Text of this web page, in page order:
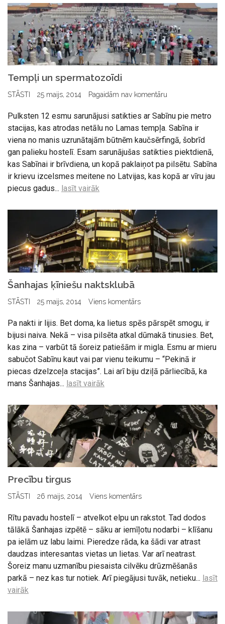
Tempļi un spermatozoīdi
STĀSTI 25 maijs, 2014 Pagaidām nav komentāru
Pulksten 12 esmu sarunājusi satikties ar Sabīnu pie metro
stacijas, kas atrodas netālu no Lamas tempļa. Sabīna ir
viena no manis uzrunātajām būtnēm kaučsērfingā, šobrīd
gan palieku hostelī. Esam sarunājušas satikties piektdienā,
kas Sabīnai ir brīvdiena, un kopā paklaiņot pa pilsētu. Sabīna
ir krievu izcelsmes meitene no Latvijas, kas kopā ar vīru jau
piecus gadus... lasīt vairāk
Šanhajas ķīniešu naktsklubā
STĀSTI 25 maijs, 2014 Viens komentārs
Pa nakti ir lijis. Bet doma, ka lietus spēs pārspēt smogu, ir
bijusi naiva. Nekā – visa pilsēta atkal dūmakā tinusies. Bet,
kas zina – varbūt tā šoreiz patiešām ir migla. Esmu ar mieru
sabučot Sabīnu kaut vai par vienu teikumu – “Pekinā ir
piecas dzelzceļa stacijas”. Lai arī biju dziļā pārliecībā, ka
mans Šanhajas... lasīt vairāk
Precību tirgus
STĀSTI 26 maijs, 2014 Viens komentārs
Rītu pavadu hostelī – atvelkot elpu un rakstot. Tad dodos
tālākā Šanhajas izpētē – sāku ar iemīļotu nodarbi – klīšanu
pa ielām uz labu laimi. Pieredze rāda, ka šādi var atrast
daudzas interesantas vietas un lietas. Var arī neatrast.
Šoreiz manu uzmanību piesaista cilvēku drūzmēšanās
parkā – nez kas tur notiek. Arī piegājusi tuvāk, netieku... lasīt
vairāk